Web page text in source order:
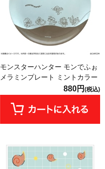
モンスターハンター モンでふぉ
メラミンプレート ミントカラー
880円 (税込)